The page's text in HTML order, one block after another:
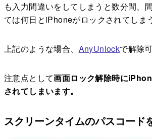
も入力間違いをしてしまうと数分間、
ては何日とiPhoneがロックされてしま
上記のような場合、 AnyUnlockで解除可
注意点として画面ロック解除時に
されてしまいます。
スクリーンタイムのパスコード